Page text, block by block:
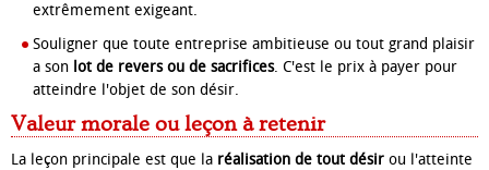
extrêmement exigeant.
Souligner que toute entreprise ambitieuse ou tout grand plaisir
a son lot de revers ou de sacrifices. C'est le prix à payer pour
atteindre l'objet de son désir.
Valeur morale ou leçon à retenir
La leçon principale est que la réalisation de tout désir ou l'atteinte